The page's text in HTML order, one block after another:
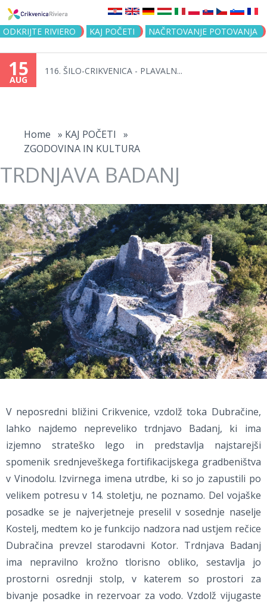
Jump to navigation
ODKRIJTE RIVIERO KAJ POČETI NAČRTOVANJE POTOVANJA
15
AUG
116. ŠILO-CRIKVENICA - PLAVALN...
Home » KAJ POČETI
»
ZGODOVINA IN KULTURA
TRDNJAVA BADANJ
V neposredni bližini Crikvenice, vzdolž toka Dubračine,
lahko najdemo nepreveliko trdnjavo Badanj, ki ima
izjemno strateško lego in predstavlja najstarejši
spomenik srednjeveškega fortifikacijskega gradbeništva
v Vinodolu. Izvirnega imena utrdbe, ki so jo zapustili po
velikem potresu v 14. stoletju, ne poznamo. Del vojaške
posadke se je najverjetneje preselil v sosednje naselje
Kostelj, medtem ko je funkcijo nadzora nad ustjem rečice
Dubračina prevzel starodavni Kotor. Trdnjava Badanj
ima nepravilno krožno tlorisno obliko, sestavlja jo
prostorni osrednji stolp, v katerem so prostori za
bivanje posadke in rezervoar za vodo. Vzdolž vijugaste